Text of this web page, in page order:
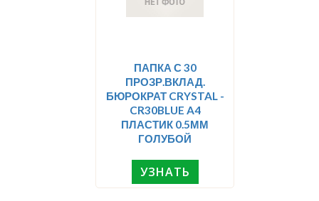
ПАПКА С 30
ПРОЗР.ВКЛАД.
БЮРОКРАТ CRYSTAL -
CR30BLUE A4
ПЛАСТИК 0.5ММ
ГОЛУБОЙ
УЗНАТЬ